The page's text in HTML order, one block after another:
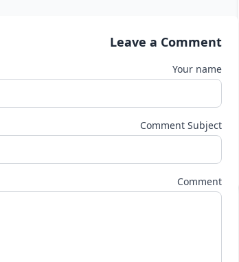
Leave a Comment
Your name
Comment Subject
Comment